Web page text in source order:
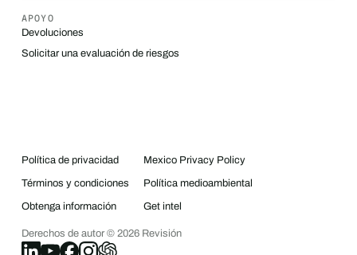
APOYO
Devoluciones
Solicitar una evaluación de riesgos
Política de privacidad Mexico Privacy Policy
Términos y condiciones Política medioambiental
Obtenga información Get intel
Derechos de autor © 2026Revisión